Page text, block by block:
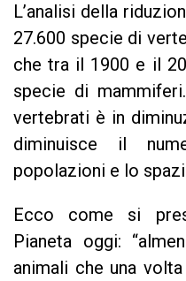
L’analisi della
27.600 specie di
che tra il 1900 e il
specie di
vertebrati è in
diminuisce il
popolazioni e lo
Ecco come si
Pianeta oggi:
animali che una